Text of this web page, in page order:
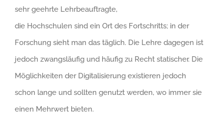
sehr geehrte Lehrbeauftragte,
die Hochschulen sind ein Ort des Fortschritts; in der
Forschung sieht man das täglich. Die Lehre dagegen ist
jedoch zwangsläufig und häufig zu Recht statischer. Die
Möglichkeiten der Digitalisierung existieren jedoch
schon lange und sollten genutzt werden, wo immer sie
einen Mehrwert bieten.